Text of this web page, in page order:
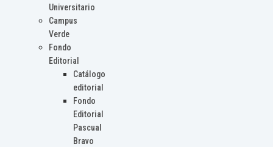
Universitario
Campus
Verde
Fondo
Editorial
Catálogo
editorial
Fondo
Editorial
Pascual
Bravo